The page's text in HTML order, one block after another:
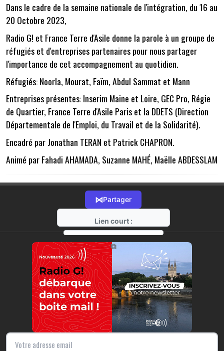
Dans le cadre de la semaine nationale de l'intégration, du 16 au
20 Octobre 2023,
Radio G! et France Terre d'Asile donne la parole à un groupe de
réfugiés et d'entreprises partenaires pour nous partager
l'importance de cet accompagnement au quotidien.
Réfugiés: Noorla, Mourat, Faïm, Abdul Sammat et Mann
Entreprises présentes: Inserim Maine et Loire, GEC Pro, Régie
de Quartier, France Terre d'Asile Paris et la DDETS (Direction
Départementale de l'Emploi, du Travail et de la Solidarité).
Encadré par Jonathan TERAN et Patrick CHAPRON.
Animé par Fahadi AHAMADA, Suzanne MAHÉ, Maëlle ABDESSLAM
⋈Partager
Lien court :
https://radio-g.fr?13098
⧉